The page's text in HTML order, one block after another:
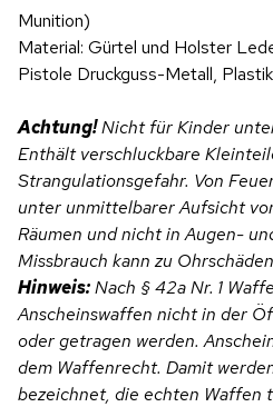
Munition)
Material: Gürtel und Holster
Pistole Druckguss-Metall,
Achtung!Nicht für Kinder
Enthält verschluckbare
Strangulationsgefahr. Von
unter unmittelbarer Aufsicht
Räumen und nicht in Augen-
Missbrauch kann zu
Hinweis:Nach § 42a Nr. 1
Anscheinswaffen nicht in der
oder getragen werden.
dem Waffenrecht. Damit
bezeichnet, die echten Waffen